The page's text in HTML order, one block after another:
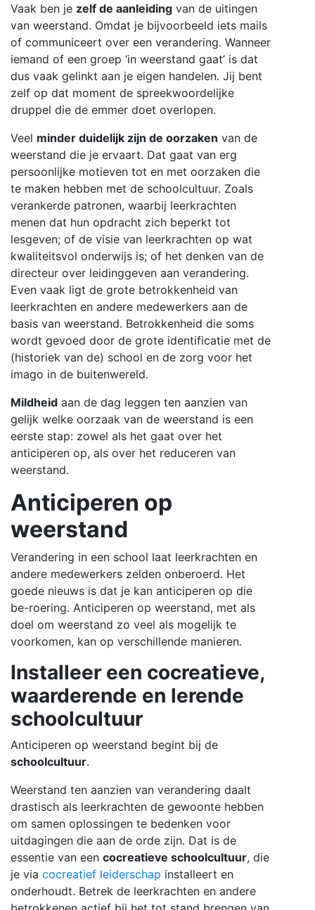
Vaak ben je zelf de aanleiding van de uitingen
van weerstand. Omdat je bijvoorbeeld iets mails
of communiceert over een verandering. Wanneer
iemand of een groep ‘in weerstand gaat’ is dat
dus vaak gelinkt aan je eigen handelen. Jij bent
zelf op dat moment de spreekwoordelijke
druppel die de emmer doet overlopen.
Veel minder duidelijk zijn de oorzaken van de
weerstand die je ervaart. Dat gaat van erg
persoonlijke motieven tot en met oorzaken die
te maken hebben met de schoolcultuur. Zoals
verankerde patronen, waarbij leerkrachten
menen dat hun opdracht zich beperkt tot
lesgeven; of de visie van leerkrachten op wat
kwaliteitsvol onderwijs is; of het denken van de
directeur over leidinggeven aan verandering.
Even vaak ligt de grote betrokkenheid van
leerkrachten en andere medewerkers aan de
basis van weerstand. Betrokkenheid die soms
wordt gevoed door de grote identificatie met de
(historiek van de) school en de zorg voor het
imago in de buitenwereld.
Mildheid aan de dag leggen ten aanzien van
gelijk welke oorzaak van de weerstand is een
eerste stap: zowel als het gaat over het
anticiperen op, als over het reduceren van
weerstand.
Anticiperen op
weerstand
Verandering in een school laat leerkrachten en
andere medewerkers zelden onberoerd. Het
goede nieuws is dat je kan anticiperen op die
be-roering. Anticiperen op weerstand, met als
doel om weerstand zo veel als mogelijk te
voorkomen, kan op verschillende manieren.
Installeer een cocreatieve,
waarderende en lerende
schoolcultuur
Anticiperen op weerstand begint bij de
schoolcultuur.
Weerstand ten aanzien van verandering daalt
drastisch als leerkrachten de gewoonte hebben
om samen oplossingen te bedenken voor
uitdagingen die aan de orde zijn. Dat is de
essentie van een cocreatieve schoolcultuur, die
je via cocreatief leiderschap installeert en
onderhoudt. Betrek de leerkrachten en andere